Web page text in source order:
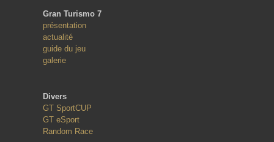
Gran Turismo 7
présentation
actualité
guide du jeu
galerie
Divers
GT SportCUP
GT eSport
Random Race